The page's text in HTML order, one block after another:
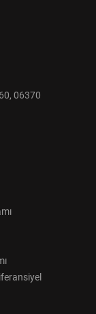
06370